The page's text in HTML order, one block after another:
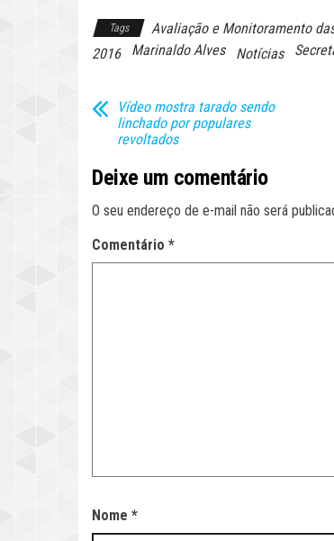
Tags Avaliação e Monitoramento
2016
Marinaldo Alves Notícias
Vídeo mostra tarado sendo
linchado por populares
revoltados
Deixe um comentário
O seu endereço de e-mail não será
Comentário *
Nome *